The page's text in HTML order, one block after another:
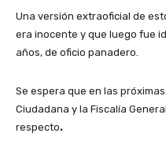
Una versión extraoficial de
era inocente y que luego fue
años, de oficio panadero.
Se espera que en las
Ciudadana y la Fiscalía
respecto.